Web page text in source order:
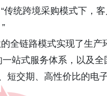
统跨境采购模式下，
全链路模式实现了生产
站式服务体系，以及
交期、高性价比的电